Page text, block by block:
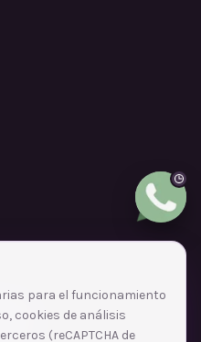
para el funcionamiento
cookies de análisis
(reCAPTCHA de